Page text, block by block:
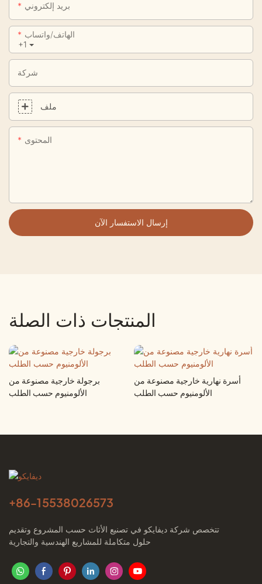
بريد إلكتروني
+1
الهاتف/واتساب
شركة
ملف
المحتوى
إرسال الاستفسار الآن
المنتجات ذات الصلة
برجولة خارجية مصنوعة من
الألومنيوم حسب الطلب
أسرة نهارية خارجية مصنوعة من
الألومنيوم حسب الطلب
+86-15538026573
تتخصص شركة ديفايكو في تصنيع الأثاث حسب المشروع وتقديم
حلول متكاملة للمشاريع الهندسية والتجارية